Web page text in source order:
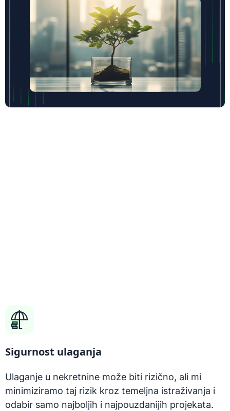
Sigurnost ulaganja
Ulaganje u nekretnine može biti rizično, ali mi
minimiziramo taj rizik kroz temeljna istraživanja i
odabir samo najboljih i najpouzdanijih projekata.